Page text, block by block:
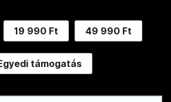
19 990 Ft 49 990 Ft
támogatás